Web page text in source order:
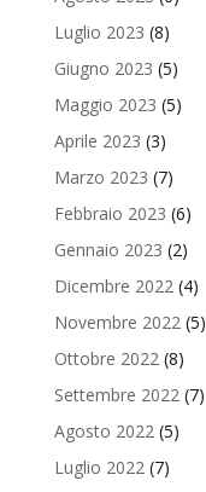
Luglio 2023 (8)
Giugno 2023 (5)
Maggio 2023 (5)
Aprile 2023 (3)
Marzo 2023 (7)
Febbraio 2023 (6)
Gennaio 2023 (2)
Dicembre 2022(4)
Novembre 2022(5)
Ottobre 2022(8)
Settembre 2022(7)
Agosto 2022(5)
Luglio 2022(7)